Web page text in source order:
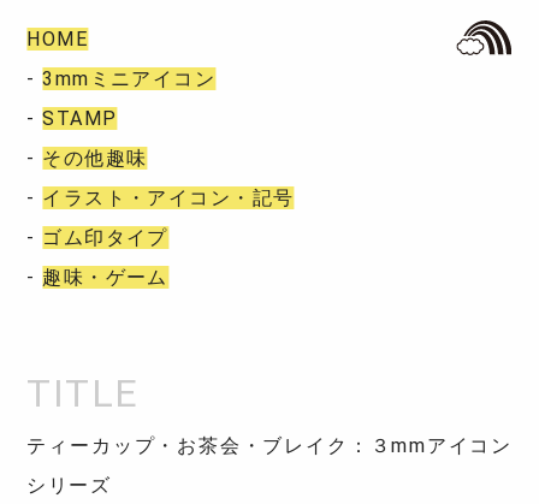
HOME
-3mmミニアイコン
-STAMP
- その他趣味
- イラスト・アイコン・記号
- ゴム印タイプ
- 趣味・ゲーム
ティーカップ・お茶会・ブレイク：３mmアイコン
シリーズ